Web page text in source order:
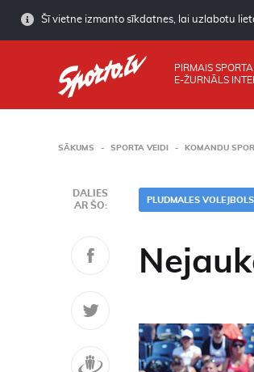
Šī vietne izmanto sīkdatnes, lai uzlabotu
PIRMAIS SPORTA
E-ŽURNĀLS
SĀKUMS SPORTA VEIDI KOMANDU
DALIES
AR ŠO:
PLUDMALES VOLEJBOLS